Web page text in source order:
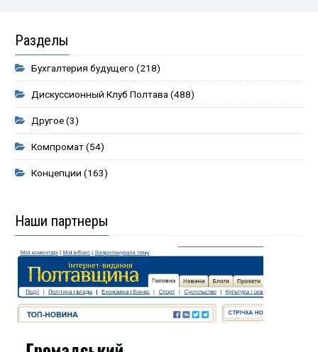
Разделы
Бухгалтерия будущего (218)
Дискуссионный Клуб Полтава (488)
Другое(3)
Компромат(54)
Концепции (163)
Наши партнеры